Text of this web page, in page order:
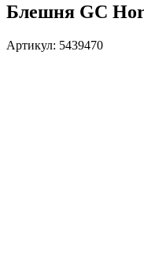
Блешня GC
Артикул: 5439470